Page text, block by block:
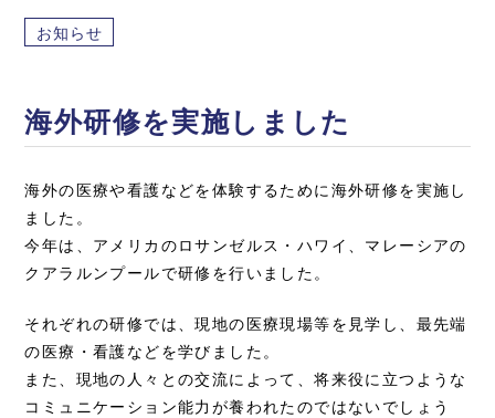
お知らせ
海外研修を実施しました
海外の医療や看護などを体験するために海外研修を実施し
ました。
今年は、アメリカのロサンゼルス・ハワイ、マレーシアの
クアラルンプールで研修を行いました。
それぞれの研修では、現地の医療現場等を見学し、最先端
の医療・看護などを学びました。
また、現地の人々との交流によって、将来役に立つような
コミュニケーション能力が養われたのではないでしょう